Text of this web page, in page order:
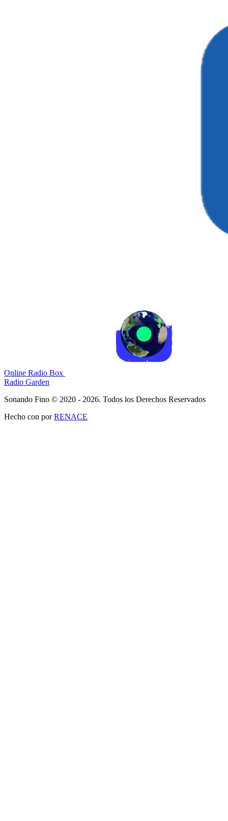
Online Radio Box
Radio Garden
Sonando Fino © 2020 - 2026. Todos los Derechos Reservados
Hecho con porRENACE